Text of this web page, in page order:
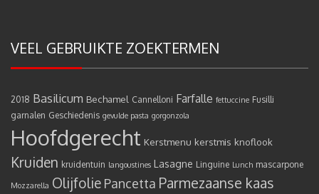
VEEL GEBRUIKTE ZOEKTERMEN
2018 Basilicum Bechamel Cannelloni Farfalle fettuccine Fusilli
garnalen Geschiedenis gevulde pasta gorgonzola
Hoofdgerecht Kerstmenu kerstmis knoflook
Kruiden kruidentuin langoustines Lasagne Linguine Lunch mascarpone
Mozzarella Olijfolie Pancetta Parmezaanse kaas